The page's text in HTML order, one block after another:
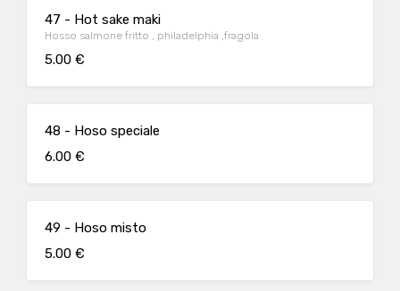
47 - Hot sake maki
Hosso salmone fritto , philadelphia ,fragola
5.00 €
48 - Hoso speciale
6.00 €
49 - Hoso misto
5.00 €